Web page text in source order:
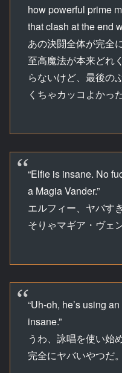
how powerful prime
that clash at the end
あの決闘全体が完全
至高魔法が本来どれ
らないけど、最後の
くちゃカッコよかった
“Elfie is insane. No
a Magia Vander.”
エルフィー、ヤバすぎ
そりゃマギア・ヴェ
“Uh-oh, he’s using
insane.”
うわ、詠唱を使い始
完全にヤバいやつだ。